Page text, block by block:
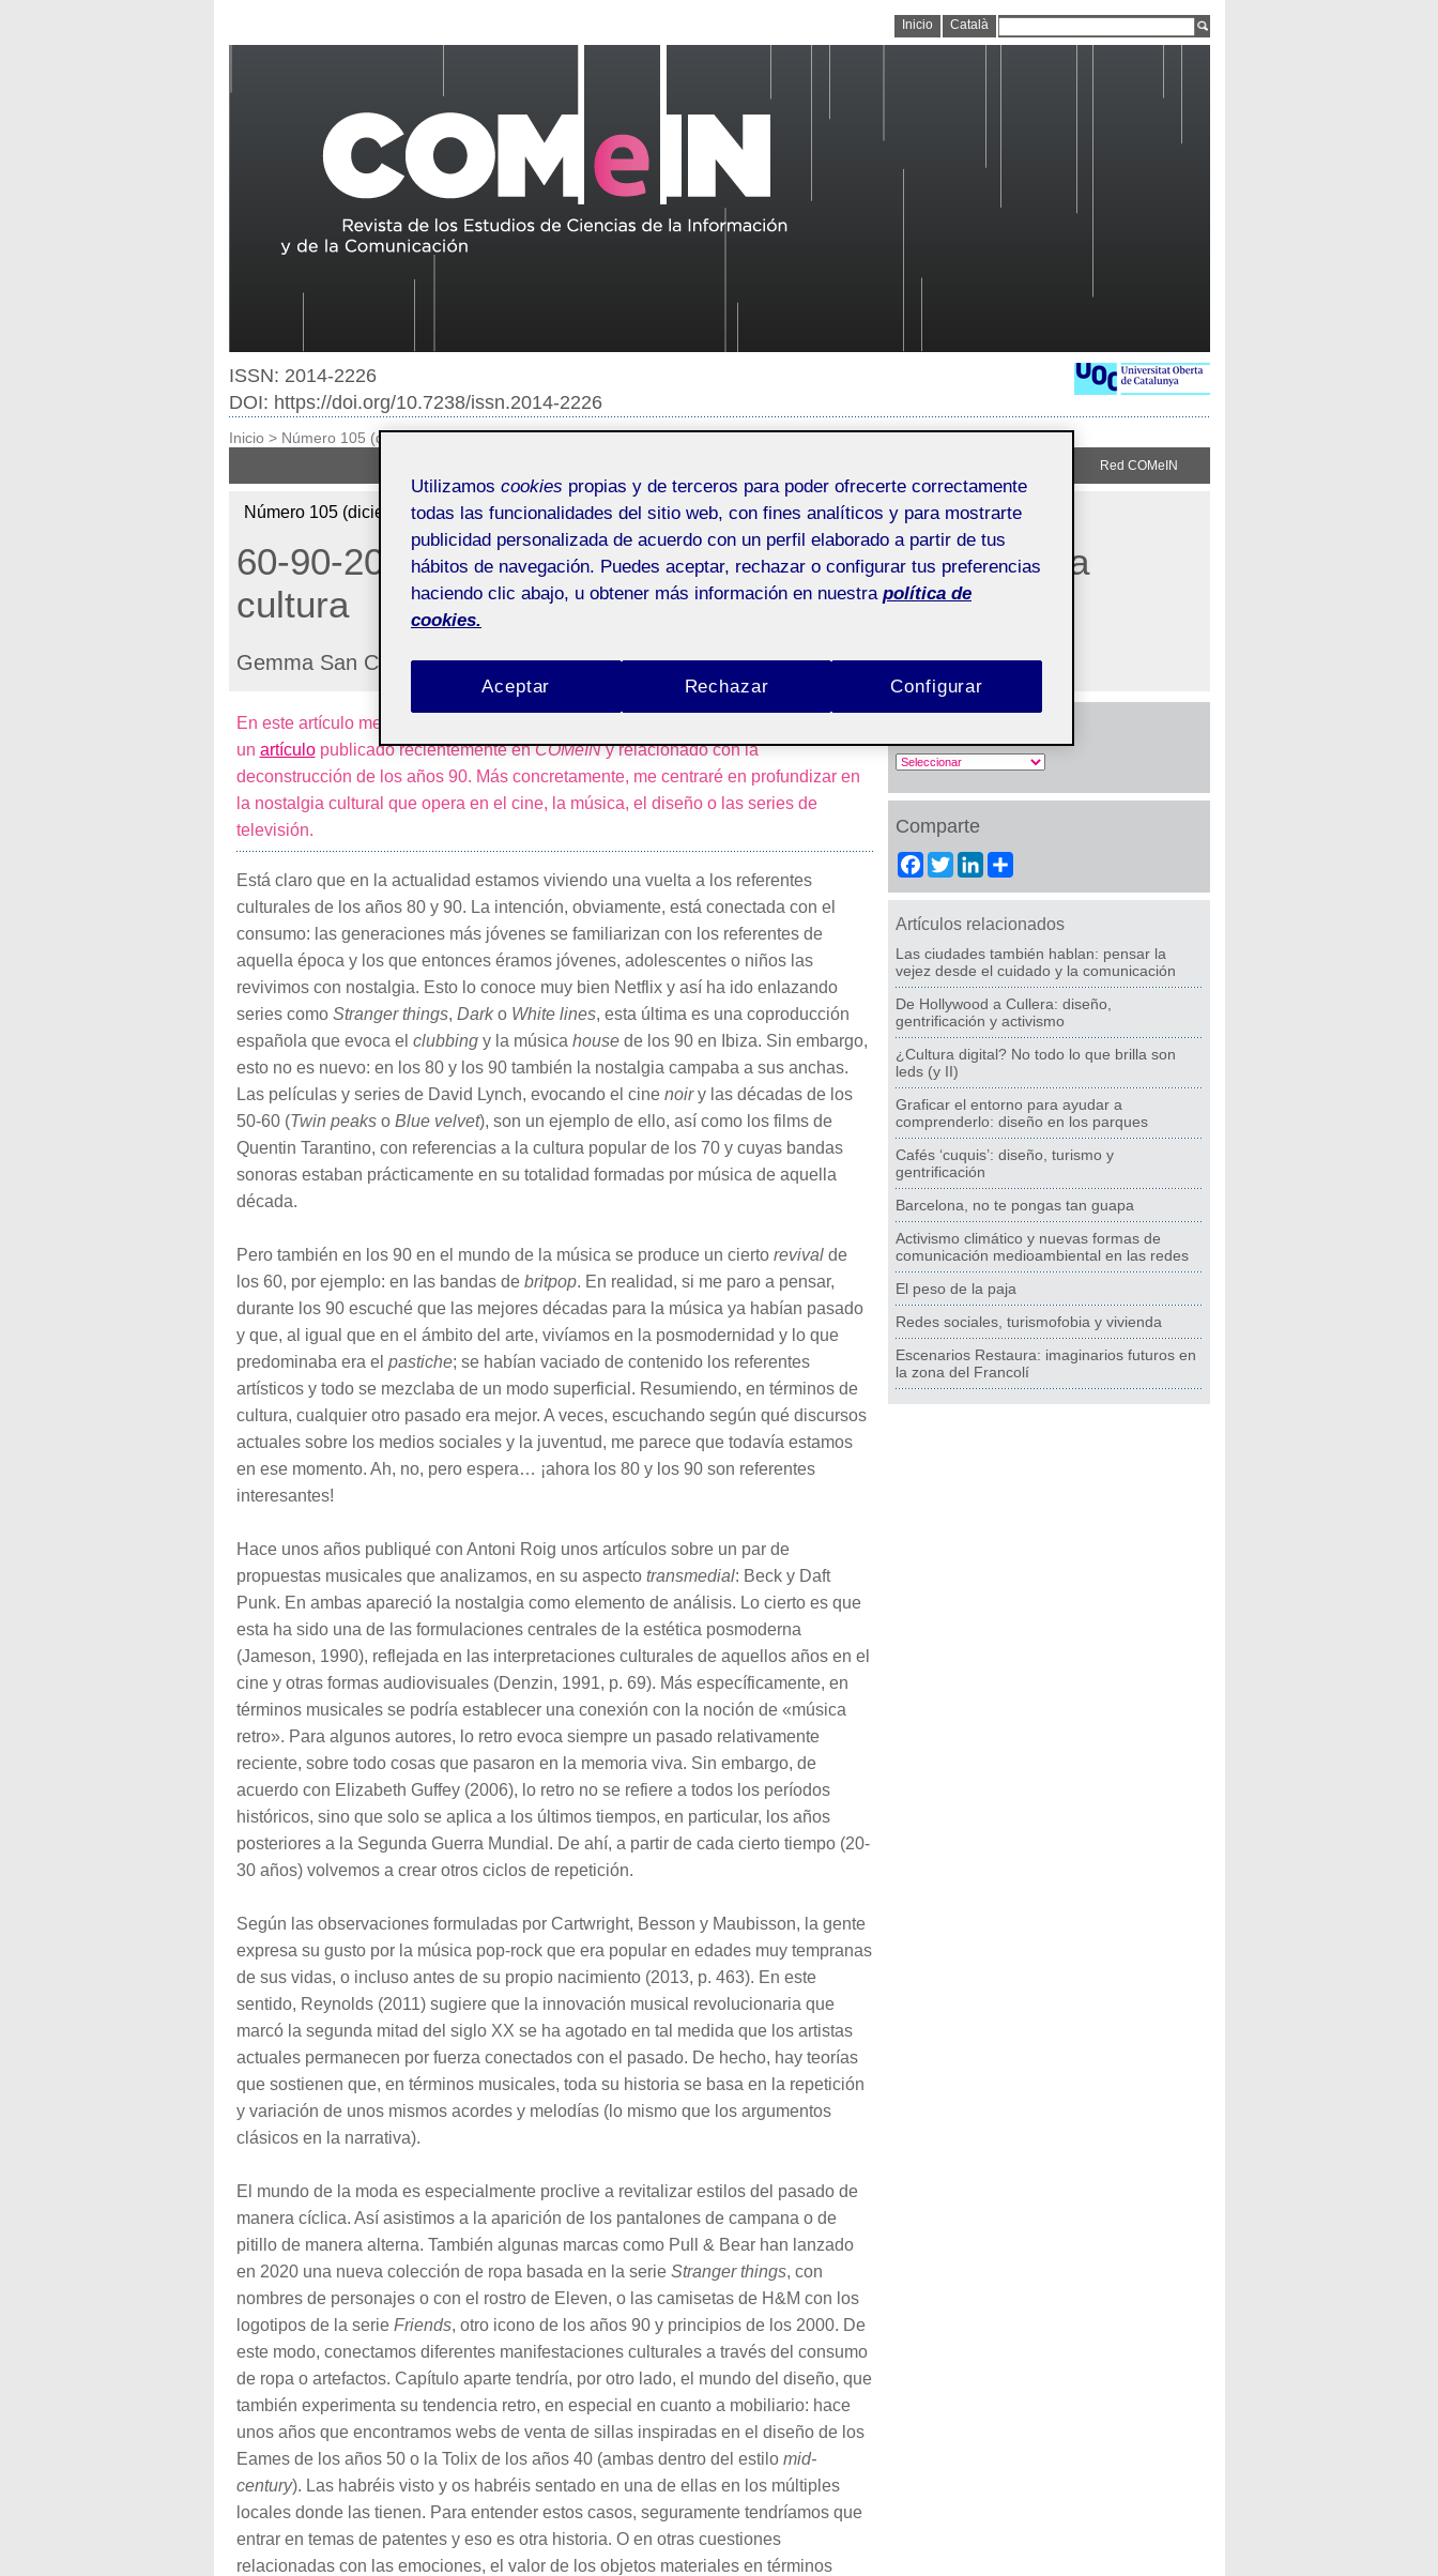
Inicio Català
ISSN: 2014-2226
DOI: https://doi.org/10.7238/issn.2014-2226
Inicio > Número 105 (diciembre de 2020)>articles
Red COMeIN
Número 105 (diciembre de 2020)
60-90-20: cultura de la nostalgia o la nostalgia en la
cultura
Gemma San Cornelio
En este artículo me gustaría continuar con el tema desarrollado por Cristina Pujol en
un artículopublicado recientemente enCOMeINy relacionado con la
deconstrucción de los años 90. Más concretamente, me centraré en profundizar en
la nostalgia cultural que opera en el cine, la música, el diseño o las series de
televisión.
Está claro que en la actualidad estamos viviendo una vuelta a los referentes
culturales de los años 80 y 90. La intención, obviamente, está conectada con el
consumo: las generaciones más jóvenes se familiarizan con los referentes de
aquella época y los que entonces éramos jóvenes, adolescentes o niños las
revivimos con nostalgia. Esto lo conoce muy bien Netflix y así ha ido enlazando
series como Stranger things, Darko White lines, esta última es una coproducción
española que evoca el clubbingy la música housede los 90 en Ibiza. Sin embargo,
esto no es nuevo: en los 80 y los 90 también la nostalgia campaba a sus anchas.
Las películas y series de David Lynch, evocando el cine noiry las décadas de los
50-60 (Twin peakso Blue velvet), son un ejemplo de ello, así como los films de
Quentin Tarantino, con referencias a la cultura popular de los 70 y cuyas bandas
sonoras estaban prácticamente en su totalidad formadas por música de aquella
década.
Pero también en los 90 en el mundo de la música se produce un cierto revivalde
los 60, por ejemplo: en las bandas de britpop. En realidad, si me paro a pensar,
durante los 90 escuché que las mejores décadas para la música ya habían pasado
y que, al igual que en el ámbito del arte, vivíamos en la posmodernidad y lo que
predominaba era el pastiche; se habían vaciado de contenido los referentes
artísticos y todo se mezclaba de un modo superficial. Resumiendo, en términos de
cultura, cualquier otro pasado era mejor. A veces, escuchando según qué discursos
actuales sobre los medios sociales y la juventud, me parece que todavía estamos
en ese momento. Ah, no, pero espera… ¡ahora los 80 y los 90 son referentes
interesantes!
Hace unos años publiqué con Antoni Roig unos artículos sobre un par de
propuestas musicales que analizamos, en su aspecto transmedial: Beck y Daft
Punk. En ambas apareció la nostalgia como elemento de análisis. Lo cierto es que
esta ha sido una de las formulaciones centrales de la estética posmoderna
(Jameson, 1990), reflejada en las interpretaciones culturales de aquellos años en el
cine y otras formas audiovisuales (Denzin, 1991, p. 69). Más específicamente, en
términos musicales se podría establecer una conexión con la noción de «música
retro». Para algunos autores, lo retro evoca siempre un pasado relativamente
reciente, sobre todo cosas que pasaron en la memoria viva. Sin embargo, de
acuerdo con Elizabeth Guffey (2006), lo retro no se refiere a todos los períodos
históricos, sino que solo se aplica a los últimos tiempos, en particular, los años
posteriores a la Segunda Guerra Mundial. De ahí, a partir de cada cierto tiempo (20-
30 años) volvemos a crear otros ciclos de repetición.
Según las observaciones formuladas por Cartwright, Besson y Maubisson, la gente
expresa su gusto por la música pop-rock que era popular en edades muy tempranas
de sus vidas, o incluso antes de su propio nacimiento (2013, p. 463). En este
sentido, Reynolds (2011) sugiere que la innovación musical revolucionaria que
marcó la segunda mitad del siglo XX se ha agotado en tal medida que los artistas
actuales permanecen por fuerza conectados con el pasado. De hecho, hay teorías
que sostienen que, en términos musicales, toda su historia se basa en la repetición
y variación de unos mismos acordes y melodías (lo mismo que los argumentos
clásicos en la narrativa).
El mundo de la moda es especialmente proclive a revitalizar estilos del pasado de
manera cíclica. Así asistimos a la aparición de los pantalones de campana o de
pitillo de manera alterna. También algunas marcas como Pull & Bear han lanzado
en 2020 una nueva colección de ropa basada en la serie Stranger things, con
nombres de personajes o con el rostro de Eleven, o las camisetas de H&M con los
logotipos de la serie Friends, otro icono de los años 90 y principios de los 2000. De
este modo, conectamos diferentes manifestaciones culturales a través del consumo
de ropa o artefactos. Capítulo aparte tendría, por otro lado, el mundo del diseño, que
también experimenta su tendencia retro, en especial en cuanto a mobiliario: hace
unos años que encontramos webs de venta de sillas inspiradas en el diseño de los
Eames de los años 50 o la Tolix de los años 40 (ambas dentro del estilo mid-
century). Las habréis visto y os habréis sentado en una de ellas en los múltiples
locales donde las tienen. Para entender estos casos, seguramente tendríamos que
entrar en temas de patentes y eso es otra historia. O en otras cuestiones
relacionadas con las emociones, el valor de los objetos materiales en términos
Comparte
Facebook
TwitterLinkedIn
Artículos relacionados
Las ciudades también hablan: pensar la
vejez desde el cuidado y la comunicación
De Hollywood a Cullera: diseño,
gentrificación y activismo
¿Cultura digital? No todo lo que brilla son
leds (y II)
Graficar el entorno para ayudar a
comprenderlo: diseño en los parques
Cafés ‘cuquis’: diseño, turismo y
gentrificación
Barcelona, no te pongas tan guapa
Activismo climático y nuevas formas de
comunicación medioambiental en las redes
El peso de la paja
Redes sociales, turismofobia y vivienda
Escenarios Restaura: imaginarios futuros en
la zona del Francolí
Utilizamos cookies propias y de terceros para poder ofrecerte correctamente
todas las funcionalidades del sitio web, con fines analíticos y para mostrarte
publicidad personalizada de acuerdo con un perfil elaborado a partir de tus
hábitos de navegación. Puedes aceptar, rechazar o configurar tus preferencias
haciendo clic abajo, u obtener más información en nuestra política de
cookies.
Rechazar
Aceptar Configurar